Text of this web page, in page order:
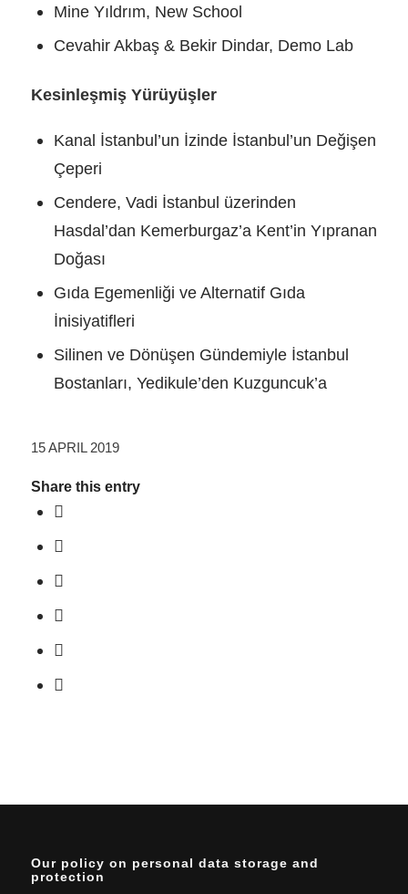
Mine Yıldrım, New School
Cevahir Akbaş & Bekir Dindar, Demo Lab
Kesinleşmiş Yürüyüşler
Kanal İstanbul’un İzinde İstanbul’un Değişen
Çeperi
Cendere, Vadi İstanbul üzerinden
Hasdal’dan Kemerburgaz’a Kent’in Yıpranan
Doğası
Gıda Egemenliği ve Alternatif Gıda
İnisiyatifleri
Silinen ve Dönüşen Gündemiyle İstanbul
Bostanları, Yedikule’den Kuzguncuk’a
15 APRIL 2019
Share this entry
Our policy on personal data storage and
protection